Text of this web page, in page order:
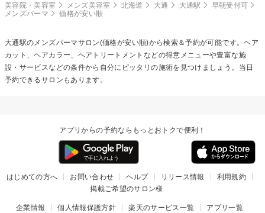
美容院・美容室 メンズ美容室 北海道 大通 大通駅
早朝受付可
メンズパーマ
価格が安い順
大通駅の メンズパーマサロン(価格が安い順)から検索＆予約が可能です。ヘア
カット、ヘアカラー、ヘアトリートメントなどの得意メニューや豊富な施
設・サービスなどの条件から自分にピッタリの施術を見つけましょう。当日
予約できるサロンもあります。
アプリからの予約ならもっとおトクで便利！
はじめての方へ お問い合わせ ヘルプ リリース情報
利用規約
掲載ご希望のサロン様
企業情報 個人情報保護方針 楽天のサービス一覧 アプリ一覧